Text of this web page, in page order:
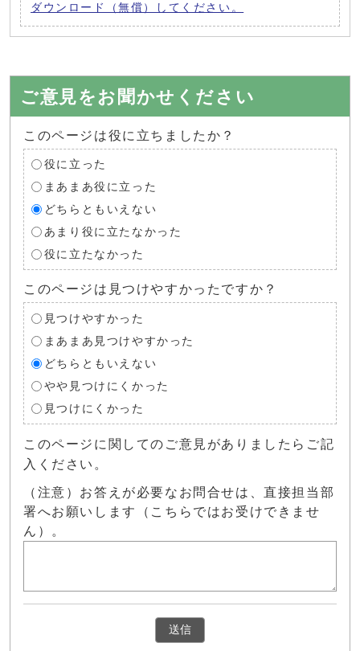
ダウンロード（無償）してください。
ご意見をお聞かせください
このページは役に立ちましたか？
役に立った
まあまあ役に立った
どちらともいえない
あまり役に立たなかった
役に立たなかった
このページは見つけやすかったですか？
見つけやすかった
まあまあ見つけやすかった
どちらともいえない
やや見つけにくかった
見つけにくかった
このページに関してのご意見がありましたらご記
入ください。
（注意）お答えが必要なお問合せは、直接担当部
署へお願いします（こちらではお受けできませ
ん）。